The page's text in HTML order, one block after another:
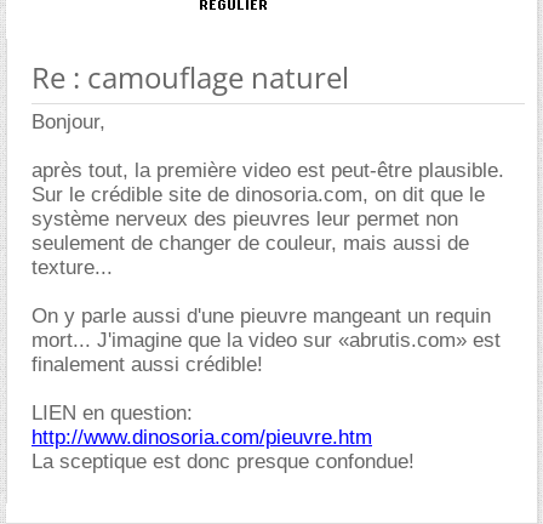
Re : camouflage naturel
Bonjour,
après tout, la première video est peut-être plausible.
Sur le crédible site de dinosoria.com, on dit que le
système nerveux des pieuvres leur permet non
seulement de changer de couleur, mais aussi de
texture...
On y parle aussi d'une pieuvre mangeant un requin
mort... J'imagine que la video sur «abrutis.com» est
finalement aussi crédible!
LIEN en question:
http://www.dinosoria.com/pieuvre.htm
La sceptique est donc presque confondue!